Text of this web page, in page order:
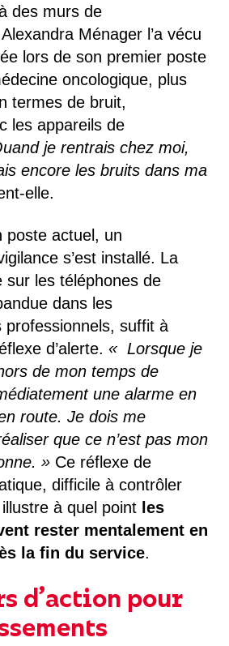
des murs de
Alexandra Ménager l’a vécu
lors de son premier poste
oncologique, plus
termes de bruit,
les appareils de
je rentrais chez moi,
encore les bruits dans ma
elle.
poste actuel, un
s’est installé. La
sur les téléphones de
dans les
professionnels, suffit à
d’alerte. « Lorsque je
de mon temps de
une alarme en
route. Je dois me
que ce n’est pas mon
» Ce réflexe de
difficile à contrôler
à quel point les
rester mentalement en
la fin du service.
d’action pour